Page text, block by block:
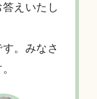
えいたし
。みなさ